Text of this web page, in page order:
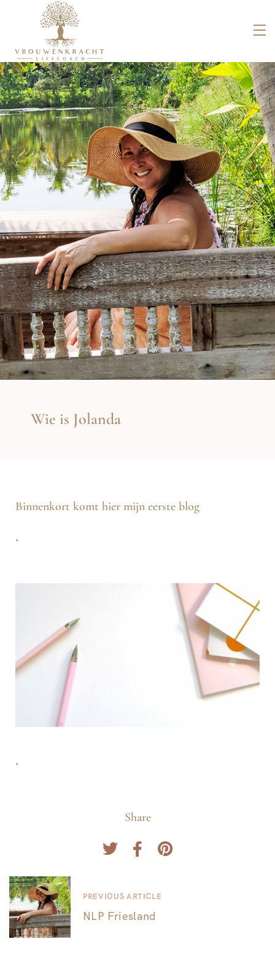
Wie is Jolanda
Binnenkort komt hier mijn eerste blog
.
.
Share
PREVIOUS ARTICLE
NLP Friesland